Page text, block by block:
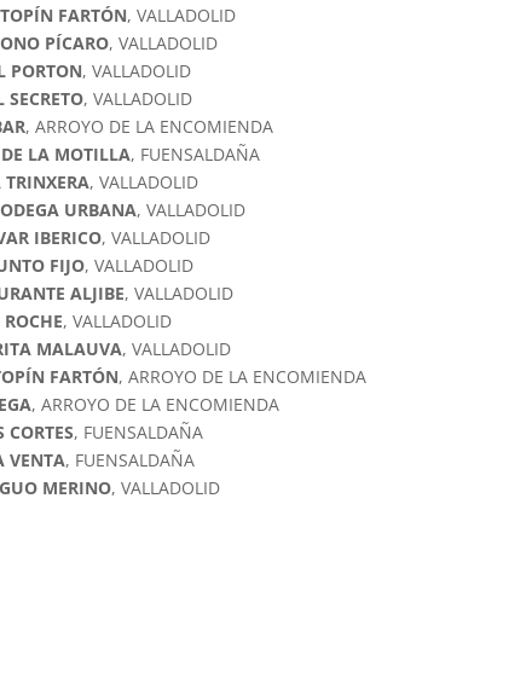
FARTÓN, VALLADOLID
PÍCARO, VALLADOLID
PORTON, VALLADOLID
SECRETO, VALLADOLID
, ARROYO DE LA ENCOMIENDA
LA MOTILLA, FUENSALDAÑA
TRINXERA, VALLADOLID
URBANA, VALLADOLID
IBERICO, VALLADOLID
FIJO, VALLADOLID
ALJIBE, VALLADOLID
ROCHE, VALLADOLID
MALAUVA, VALLADOLID
FARTÓN, ARROYO DE LA ENCOMIENDA
, ARROYO DE LA ENCOMIENDA
CORTES, FUENSALDAÑA
VENTA, FUENSALDAÑA
MERINO, VALLADOLID